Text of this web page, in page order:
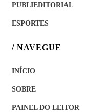
PUBLIEDITORIAL
ESPORTES
/ NAVEGUE
INÍCIO
SOBRE
PAINEL DO LEITOR